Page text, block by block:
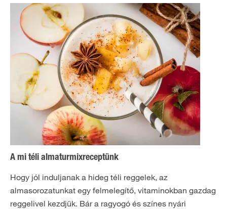
A mi téli almaturmixreceptünk
Hogy jól induljanak a hideg téli reggelek, az
almasorozatunkat egy felmelegítő, vitaminokban gazdag
reggelivel kezdjük. Bár a ragyogó és színes nyári